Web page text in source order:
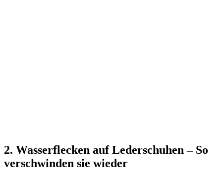
2. Wasserflecken auf Lederschuhen – So
verschwinden sie wieder